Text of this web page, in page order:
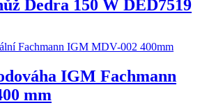
Dedra 150 W DED7519
IGM Fachmann
mm